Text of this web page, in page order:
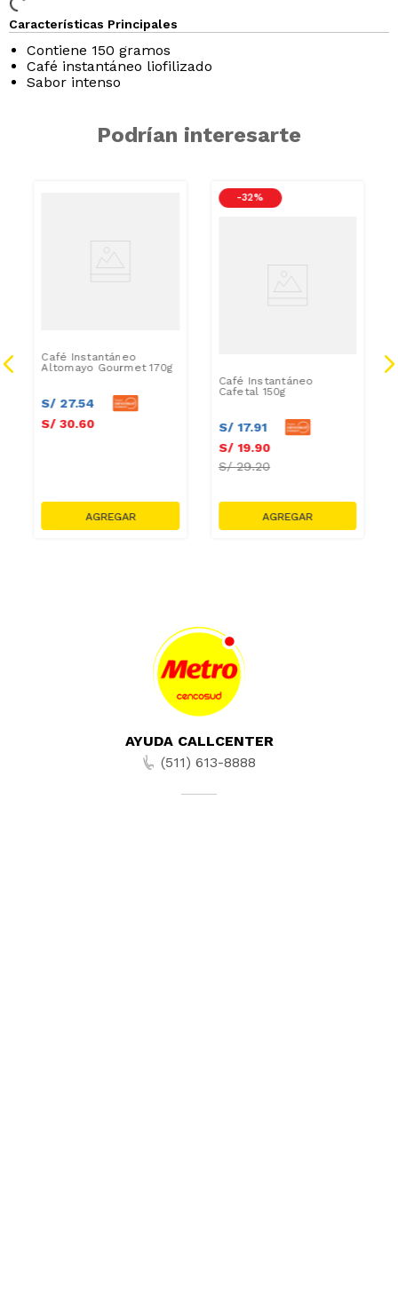
Características Principales
Contiene 150 gramos
Café instantáneo liofilizado
Sabor intenso
Podrían interesarte
Café Instantáneo
Altomayo Gourmet 170g
S/ 27.54
S/ 30.60
-32 %
Café Instantáneo
Cafetal 150g
S/ 17.91
S/ 19.90
S/29.20
AYUDA CALLCENTER
(511) 613-8888